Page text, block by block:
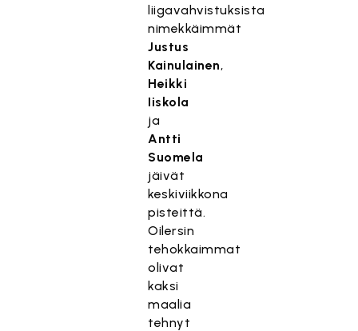
liigavahvistuksista
nimekkäimmät
Justus
Kainulainen,
Heikki
Iiskola
ja
Antti
Suomela
jäivät
keskiviikkona
pisteittä.
Oilersin
tehokkaimmat
olivat
kaksi
maalia
tehnyt